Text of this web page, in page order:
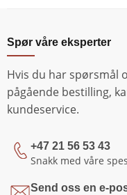
Spør våre eksperter
Hvis du har spørsmål
pågående bestilling,
kundeservice.
+47 21 56 53 43
Snakk med våre
Send oss en e-